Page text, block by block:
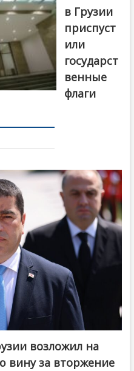
в Грузии
приспуст
или
государст
венные
флаги
возложил на
вину за вторжение